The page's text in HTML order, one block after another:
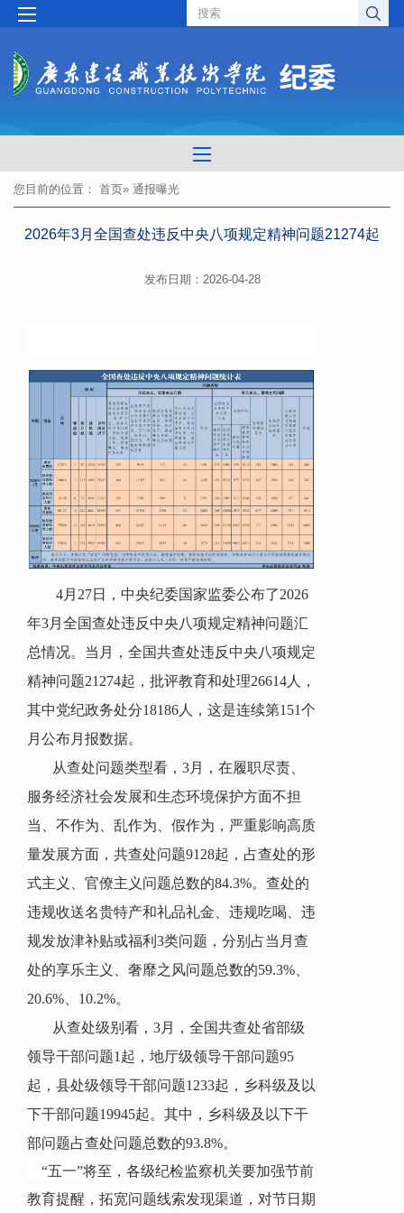
您目前的位置： 首页» 通报曝光
2026年3月全国查处违反中央八项规定精神问题21274起
发布日期：2026-04-28
4月27日，中央纪委国家监委公布了2026
年3月全国查处违反中央八项规定精神问题汇
总情况。当月，全国共查处违反中央八项规定
精神问题21274起，批评教育和处理26614人，
其中党纪政务处分18186人，这是连续第1 51个
月公布月报数据。
从查处问题类型看， 3月
，在履职尽责、
服务经济社会发展和生态环境保护方面不担
当、不作为、乱作为、假作为，严重影响高质
量发展方面，共查处问题9128起，占查处的形
式主义、官僚主义问题总数的84.3%。查处的
违规收送名贵特产和礼品礼金、违规吃喝、违
规发放津补贴或福利3类问题 ，分别占当月 查
处的享乐主义、奢靡之风问题总数的59.3%、
20.6%、 10.2%。
从查处级别看， 3月 ，全国共查处省部级
领导干部问题1起，地厅级领导干部问题95
起，县处级领导干部问题1233起，乡科级及以
下干部问题19945起。其中，乡科级及以下干
部问题占查处问题总数的93.8%。
“五一”将至，各级纪检监察机关要加强节前
教育提醒，拓宽问题线索发现渠道，对节日期